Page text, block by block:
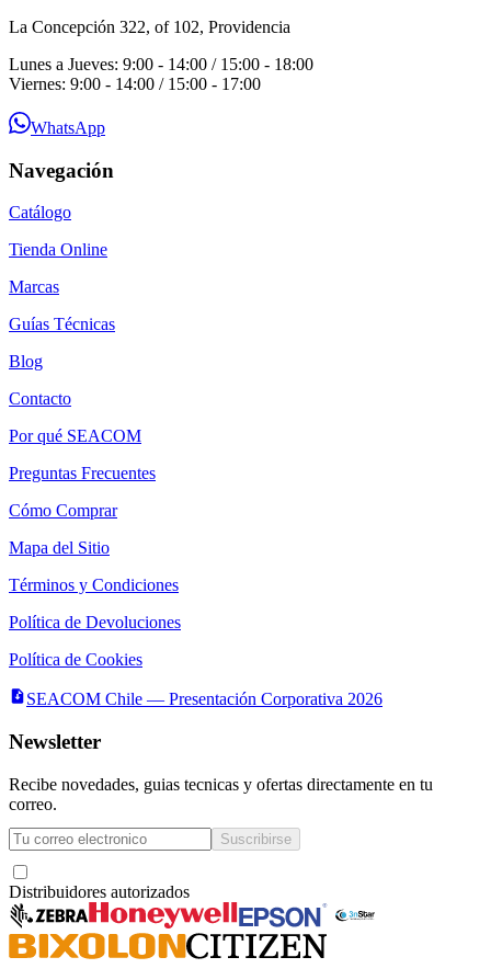
La Concepción 322, of 102, Providencia
Lunes a Jueves: 9:00 - 14:00 / 15:00 - 18:00
Viernes: 9:00 - 14:00 / 15:00 - 17:00
WhatsApp
Navegación
Catálogo
Tienda Online
Marcas
Guías Técnicas
Blog
Contacto
Por qué SEACOM
Preguntas Frecuentes
Cómo Comprar
Mapa del Sitio
Términos y Condiciones
Política de Devoluciones
Política de Cookies
SEACOM Chile — Presentación Corporativa 2026
Newsletter
Recibe novedades, guias tecnicas y ofertas directamente en tu
correo.
Suscribirse
Distribuidores autorizados